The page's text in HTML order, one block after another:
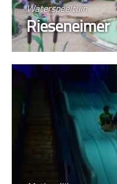
Waterspeeltuin
Rieseneimer